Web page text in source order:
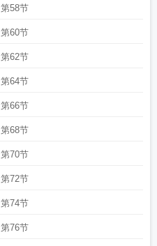
第58节
第60节
第62节
第64节
第66节
第68节
第70节
第72节
第74节
第76节